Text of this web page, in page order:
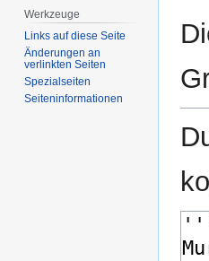
Werkzeuge
Links auf diese Seite
Änderungen an
verlinkten Seiten
Spezialseiten
Seiten­­informationen